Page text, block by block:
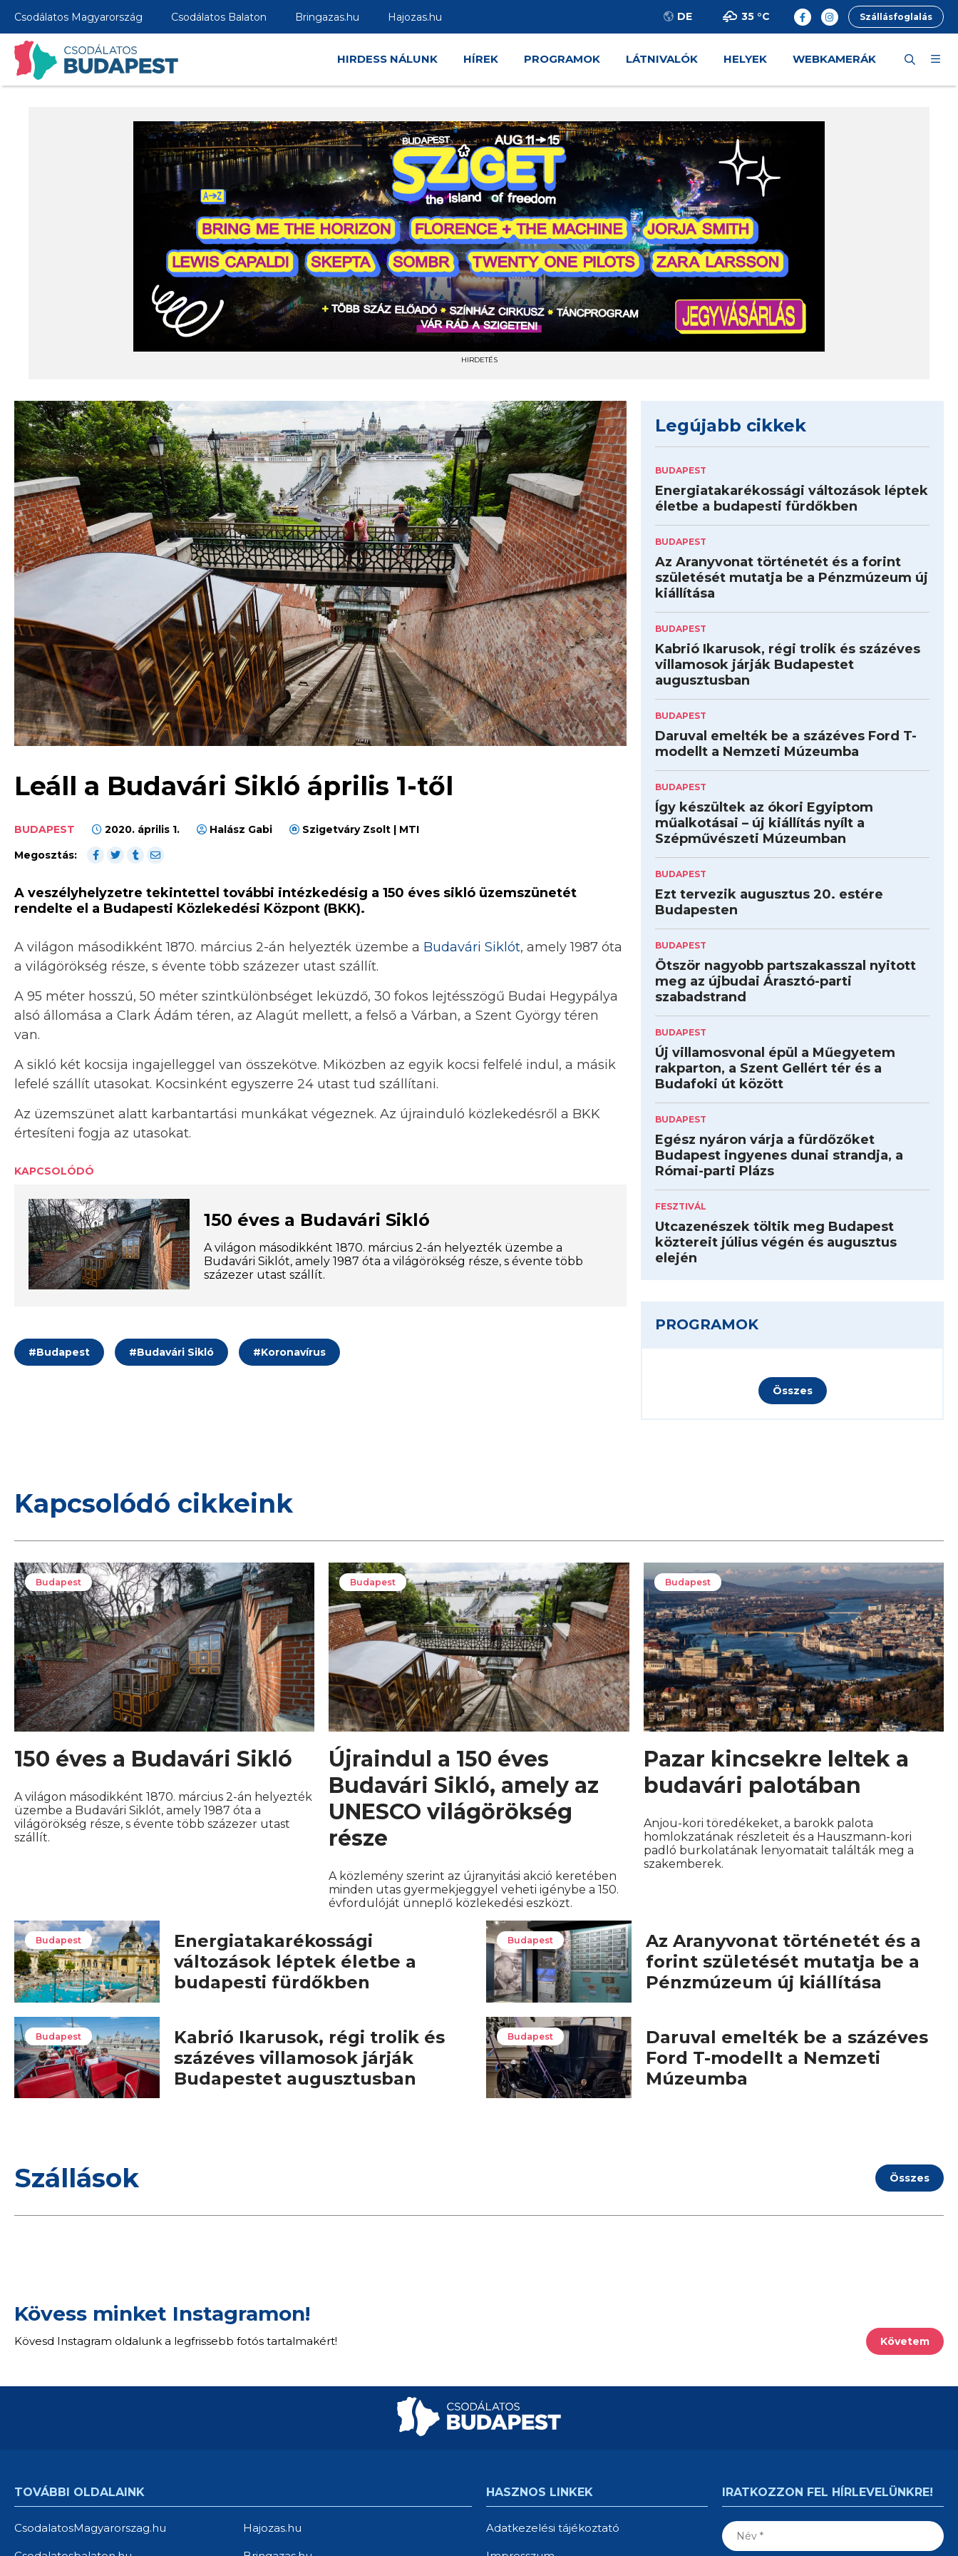
Csodálatos Magyarország Csodálatos Balaton Bringazas.hu Hajozas.hu DE 35 °C Szállásfoglalás
HIRDESS NÁLUNK HÍREK PROGRAMOK LÁTNIVALÓK HELYEK WEBKAMERÁK
HIRDETÉS
Leáll a Budavári Sikló április 1-től
BUDAPEST 2020. április 1. Halász Gabi
Szigetváry Zsolt | MTI
Megosztás:
A veszélyhelyzetre tekintettel további intézkedésig a 150 éves sikló üzemszünetét
rendelte el a Budapesti Közlekedési Központ (BKK).
A világon másodikként 1870. március 2-án helyezték üzembe a Budavári Siklót, amely 1987 óta
a világörökség része, s évente több százezer utast szállít.
A 95 méter hosszú, 50 méter szintkülönbséget leküzdő, 30 fokos lejtésszögű Budai Hegypálya
alsó állomása a Clark Ádám téren, az Alagút mellett, a felső a Várban, a Szent György téren
van.
A sikló két kocsija ingajelleggel van összekötve. Miközben az egyik kocsi felfelé indul, a másik
lefelé szállít utasokat. Kocsinként egyszerre 24 utast tud szállítani.
Az üzemszünet alatt karbantartási munkákat végeznek. Az újrainduló közlekedésről a BKK
értesíteni fogja az utasokat.
KAPCSOLÓDÓ
150 éves a Budavári Sikló
A világon másodikként 1870. március 2-án helyezték üzembe a
Budavári Siklót, amely 1987 óta a világörökség része, s évente több
százezer utast szállít.
#Budapest #Budavári Sikló #Koronavírus
Legújabb cikkek
BUDAPEST
Energiatakarékossági változások léptek
életbe a budapesti fürdőkben
BUDAPEST
Az Aranyvonat történetét és a forint
születését mutatja be a Pénzmúzeum új
kiállítása
BUDAPEST
Kabrió Ikarusok, régi trolik és százéves
villamosok járják Budapestet
augusztusban
BUDAPEST
Daruval emelték be a százéves Ford T-
modellt a Nemzeti Múzeumba
BUDAPEST
Így készültek az ókori Egyiptom
műalkotásai – új kiállítás nyílt a
Szépművészeti Múzeumban
BUDAPEST
Ezt tervezik augusztus 20. estére
Budapesten
BUDAPEST
Ötször nagyobb partszakasszal nyitott
meg az újbudai Árasztó-parti
szabadstrand
BUDAPEST
Új villamosvonal épül a Műegyetem
rakparton, a Szent Gellért tér és a
Budafoki út között
BUDAPEST
Egész nyáron várja a fürdőzőket
Budapest ingyenes dunai strandja, a
Római-parti Plázs
FESZTIVÁL
Utcazenészek töltik meg Budapest
köztereit július végén és augusztus
elején
PROGRAMOK
Összes
Kapcsolódó cikkeink
Budapest
150 éves a Budavári Sikló
A világon másodikként 1870. március 2-án helyezték
üzembe a Budavári Siklót, amely 1987 óta a
világörökség része, s évente több százezer utast
szállít.
Budapest
Újraindul a 150 éves
Budavári Sikló, amely az
UNESCO világörökség
része
A közlemény szerint az újranyitási akció keretében
minden utas gyermekjeggyel veheti igénybe a 150.
évfordulóját ünneplő közlekedési eszközt.
Budapest
Pazar kincsekre leltek a
budavári palotában
Anjou-kori töredékeket, a barokk palota
homlokzatának részleteit és a Hauszmann-kori
padló burkolatának lenyomatait találták meg a
szakemberek.
Budapest
Energiatakarékossági
változások léptek életbe a
budapesti fürdőkben
Budapest
Az Aranyvonat történetét és a
forint születését mutatja be a
Pénzmúzeum új kiállítása
Budapest
Kabrió Ikarusok, régi trolik és
százéves villamosok járják
Budapestet augusztusban
Budapest
Daruval emelték be a százéves
Ford T-modellt a Nemzeti
Múzeumba
Szállások Összes
Kövess minket Instagramon!
Kövesd Instagram oldalunk a legfrissebb fotós tartalmakért! Követem
TOVÁBBI OLDALAINK
CsodalatosMagyarorszag.hu Hajozas.hu
HASZNOS LINKEK
Adatkezelési tájékoztató
IRATKOZZON FEL HÍRLEVELÜNKRE!